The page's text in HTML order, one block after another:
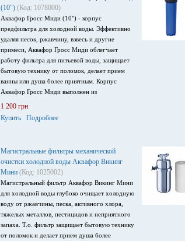
(10") (Код: 1078000)
Аквафор Гросс Миди (10") - корпус
предфильтра для холодной воды. Эффективно
удаляя песок, ржавчину, взвесь и другие
примеси, Аквафор Гросс Миди облегчает
работу фильтра для питьевой воды, защищает
бытовую технику от поломок, делает прием
ванны или душа более приятным. Корпус
Аквафор Гросс Миди выполнен из
стеклонаполненного пластика, выдерживает
высокое давление и оснащен удобным
поворачивающимся кронштейном. Может быть
сильно упрощает быстроразъемное крепление.
1 200 грн
Купить
Подробнее
Магистральные фильтры механической
очистки холодной воды Аквафор Викинг
Мини (Код: 1025002)
Магистральный фильтр Аквафор Викинг Мини
для холодной воды глубоко очищает холодную
воду от ржавчины, песка, активного хлора,
тяжелых металлов, пестицидов и неприятного
запаха. Т.о. фильтр защищает бытовую технику
от поломок и делает прием душа более